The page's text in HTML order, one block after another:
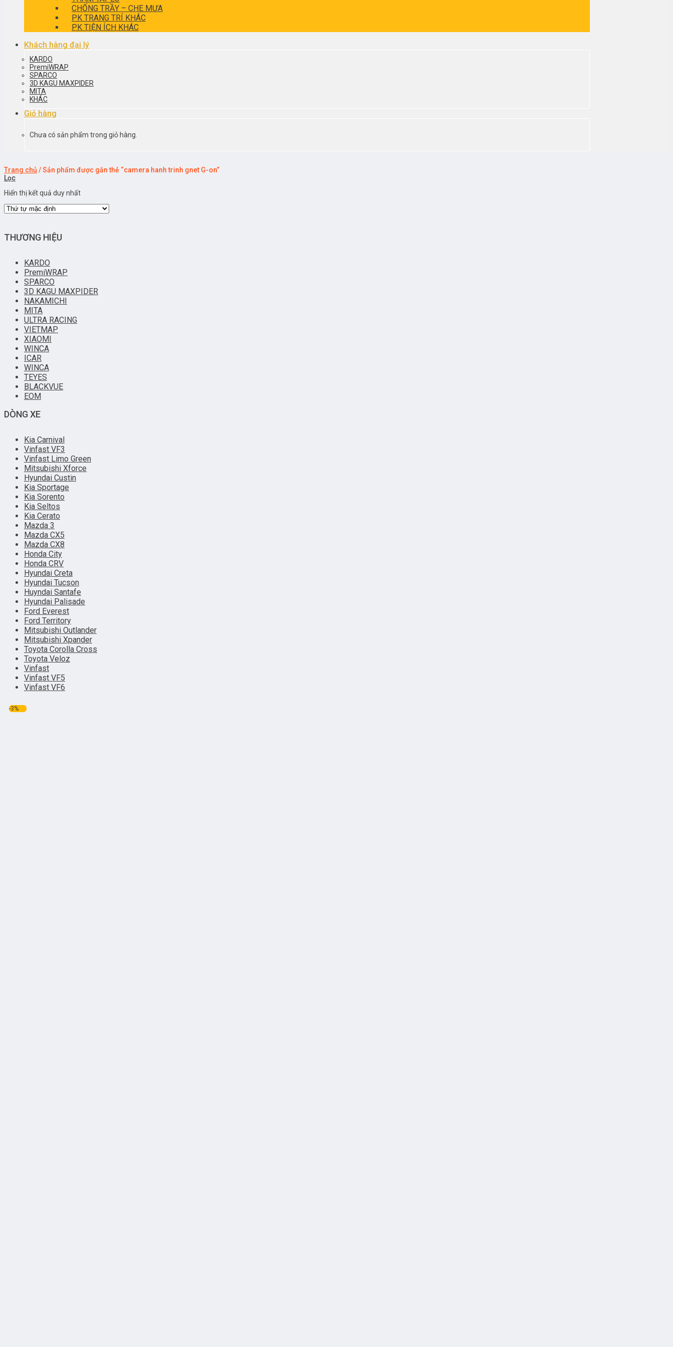
CHỐNG TRẦY – CHE MƯA
PK TRANG TRÍ KHÁC
PK TIỆN ÍCH KHÁC
Khách hàng đại lý
KARDO
PremiWRAP
SPARCO
3D KAGU MAXPIDER
MITA
KHÁC
Giỏ hàng
Chưa có sản phẩm trong giỏ hàng.
Trang chủ /Sản phẩm được gắn thẻ “camera hanh trinh gnet G-on”
Lọc
Hiển thị kết quả duy nhất
THƯƠNG HIỆU
KARDO
PremiWRAP
SPARCO
3D KAGU MAXPIDER
NAKAMICHI
MITA
ULTRA RACING
VIETMAP
XIAOMI
WINCA
ICAR
WINCA
TEYES
BLACKVUE
EOM
DÒNG XE
Kia Carnival
Vinfast VF3
Vinfast Limo Green
Mitsubishi Xforce
Hyundai Custin
Kia Sportage
Kia Sorento
Kia Seltos
Kia Cerato
Mazda 3
Mazda CX5
Mazda CX8
Honda City
Honda CRV
Hyundai Creta
Hyundai Tucson
Huyndai Santafe
Hyundai Palisade
Ford Everest
Ford Territory
Mitsubishi Outlander
Mitsubishi Xpander
Toyota Corolla Cross
Toyota Veloz
Vinfast
Vinfast VF5
Vinfast VF6
-3%